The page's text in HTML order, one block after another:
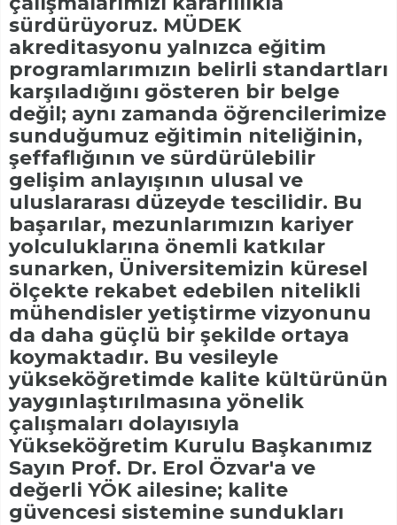
sürdürüyoruz. MÜDEK
akreditasyonu yalnızca eğitim
programlarımızın belirli standartları
karşıladığını gösteren bir belge
değil; aynı zamanda öğrencilerimize
sunduğumuz eğitimin niteliğinin,
şeffaflığının ve sürdürülebilir
gelişim anlayışının ulusal ve
uluslararası düzeyde tescilidir. Bu
başarılar, mezunlarımızın kariyer
yolculuklarına önemli katkılar
sunarken, Üniversitemizin küresel
ölçekte rekabet edebilen nitelikli
mühendisler yetiştirme vizyonunu
da daha güçlü bir şekilde ortaya
koymaktadır. Bu vesileyle
yükseköğretimde kalite kültürünün
yaygınlaştırılmasına yönelik
çalışmaları dolayısıyla
Yükseköğretim Kurulu Başkanımız
Sayın Prof. Dr. Erol Özvar'a ve
değerli YÖK ailesine; kalite
güvencesi sistemine sundukları